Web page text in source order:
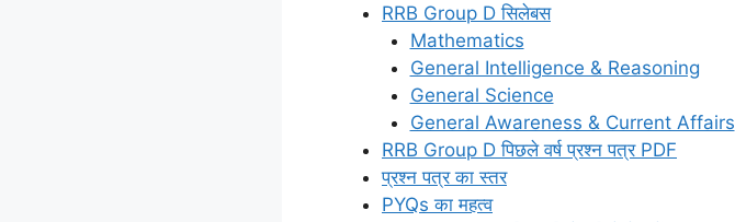
RRB Group D सिलेबस
Mathematics
General Intelligence & Reasoning
General Science
General Awareness & Current Affairs
RRB Group D पिछले वर्ष प्रश्न पत्र PDF
प्रश्न पत्र का स्तर
PYQs का महत्व